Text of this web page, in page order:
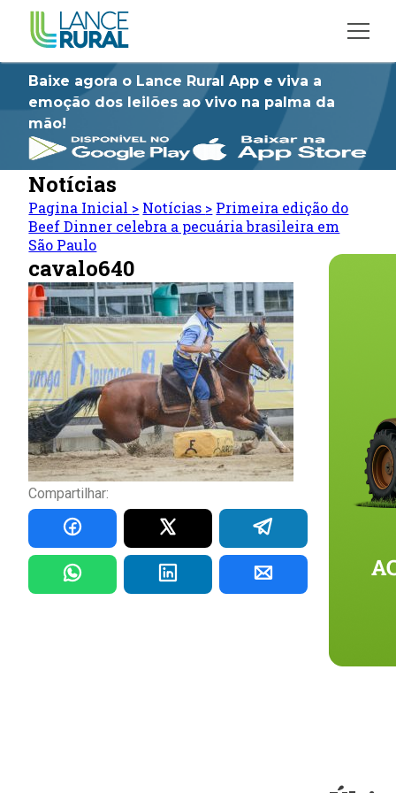
Baixe agora o Lance Rural App e viva a
emoção dos leilões ao vivo na palma da
mão!
Notícias
Pagina Inicial > Notícias > Primeira edição do
Beef Dinner celebra a pecuária brasileira em
São Paulo
cavalo640
Compartilhar: